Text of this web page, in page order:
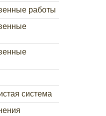
работы
система